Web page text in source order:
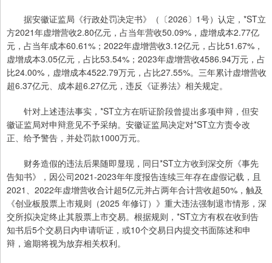
据安徽证监局《行政处罚决定书》（〔2026〕1号）认定，*ST立
方2021年虚增营收2.80亿元，占当年营收50.09%，虚增成本2.77亿
元，占当年成本60.61%；2022年虚增营收3.12亿元，占比51.67%，
虚增成本3.05亿元，占比53.54%；2023年虚增营收4586.94万元，占
比24.00%，虚增成本4522.79万元，占比27.55%。三年累计虚增营收
超6.37亿元、成本超6.27亿元，违反《证券法》相关规定。
针对上述违法事实，*ST立方在听证阶段曾提出多项申辩，但安
徽证监局对申辩意见不予采纳。安徽证监局决定对*ST立方责令改
正、给予警告，并处罚款1000万元。
财务造假的违法后果随即显现，同日*ST立方收到深交所《事先
告知书》，因公司2021-2023年年度报告连续三年存在虚假记载，且
2021、2022年虚增营收合计超5亿元并占两年合计营收超50%，触及
《创业板股票上市规则（2025 年修订）》重大违法强制退市情形，深
交所拟决定终止其股票上市交易。根据规则，*ST立方有权在收到告
知书后5个交易日内申请听证，或10个交易日内提交书面陈述和申
辩，逾期将视为放弃相关权利。